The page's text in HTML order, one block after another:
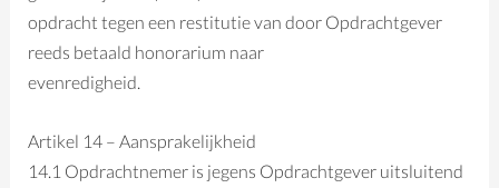
opdracht tegen een restitutie van door Opdrachtgever
reeds betaald honorarium naar
evenredigheid.
Artikel 14 – Aansprakelijkheid
14.1 Opdrachtnemer is jegens Opdrachtgever uitsluitend